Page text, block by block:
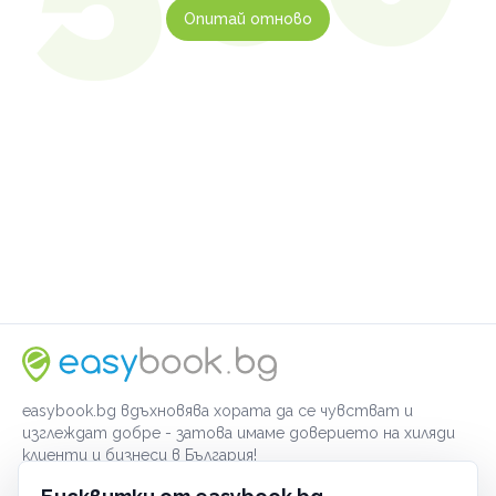
Опитай отново
easybook.bg вдъхновява хората да се чувстват и
изглеждат добре - затова имаме доверието на хиляди
клиенти и бизнеси в България!